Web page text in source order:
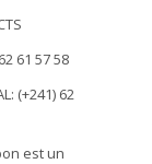
61 57 58
(+241) 62
est un